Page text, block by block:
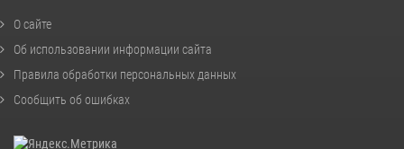
О сайте
Об использовании информации сайта
Правила обработки персональных данных
Сообщить об ошибках